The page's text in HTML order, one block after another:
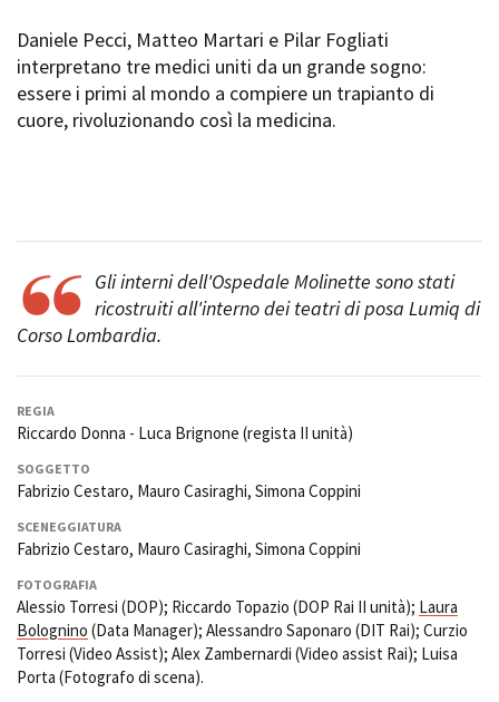
Piemonte Film Tv
Development Fund
Piemonte Doc Film Fund
Short Film Fund
Professionisti
Attrici-Attori
Beginners
FILM DATABASE
BOOK DATABASE
Toronto International Film
Festival
Festa del Cinema di Roma
Torino Film Festival
Location - Accedi al tuo
profilo
Lavora con noi
Lavoro
economia
Amministrazione trasparente
Daniele Pecci, Matteo Martari e Pilar Fogliati
interpretano tre medici uniti da un grande sogno:
essere i primi al mondo a compiere un trapianto di
cuore, rivoluzionando così la medicina.
Gli interni dell'Ospedale Molinette sono stati
ricostruiti all'interno dei teatri di posa Lumiq di
Corso Lombardia.
REGIA
Riccardo Donna - Luca Brignone (regista II unità)
SOGGETTO
Fabrizio Cestaro, Mauro Casiraghi, Simona Coppini
SCENEGGIATURA
Fabrizio Cestaro, Mauro Casiraghi, Simona Coppini
FOTOGRAFIA
Alessio Torresi (DOP); Riccardo Topazio (DOP Rai II unità); Laura
Bolognino (Data Manager); Alessandro Saponaro (DIT Rai); Curzio
Torresi (Video Assist); Alex Zambernardi (Video assist Rai); Luisa
Porta (Fotografo di scena).